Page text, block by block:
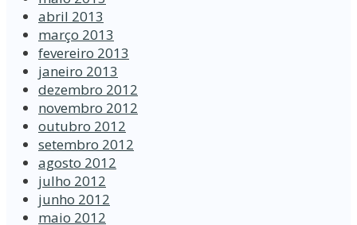
abril 2013
março 2013
fevereiro 2013
janeiro 2013
dezembro 2012
novembro 2012
outubro 2012
setembro 2012
agosto 2012
julho 2012
junho 2012
maio 2012